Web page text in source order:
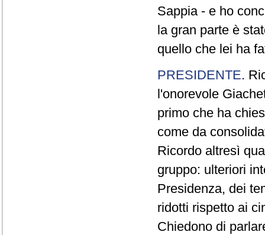
Sappia - e ho
la gran parte è
quello che lei ha
PRESIDENTE.
l'onorevole
primo che ha
come da
Ricordo altresì
gruppo: ulteriori
Presidenza, dei
ridotti rispetto ai
Chiedono di